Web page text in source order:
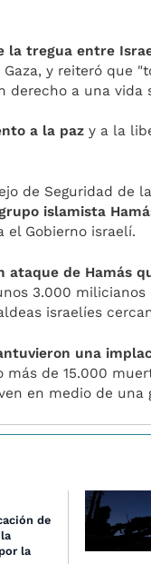
la tregua entre
y reiteró que
a una vida
a la paz y a la
de Seguridad de
islamista
el Gobierno israelí.
de Hamás
3.000 milicianos
israelíes
una
de 15.000
en medio de una
de
la